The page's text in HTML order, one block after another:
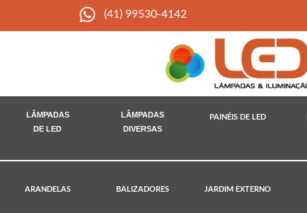
(41) 99530-4142
LÂMPADAS
DE LED
LÂMPADAS
DIVERSAS
PAINÉIS DE LED
ARANDELAS BALIZADORES JARDIM EXTERNO